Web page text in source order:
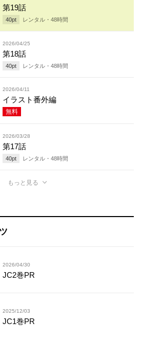
第19話
40pt レンタル・ 48時間
2026/04/25
第18話
40pt レンタル・ 48時間
2026/04/11
イラスト番外編
無料
2026/03/28
第17話
40pt レンタル・ 48時間
もっと見る
2026/04/30
JC2巻PR
2025/12/03
JC1巻PR